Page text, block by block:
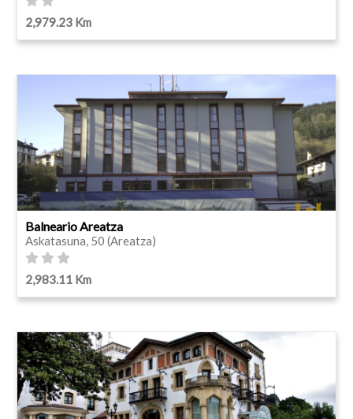
2,979.23 Km
Balneario Areatza
Askatasuna, 50 (Areatza)
2,983.11 Km